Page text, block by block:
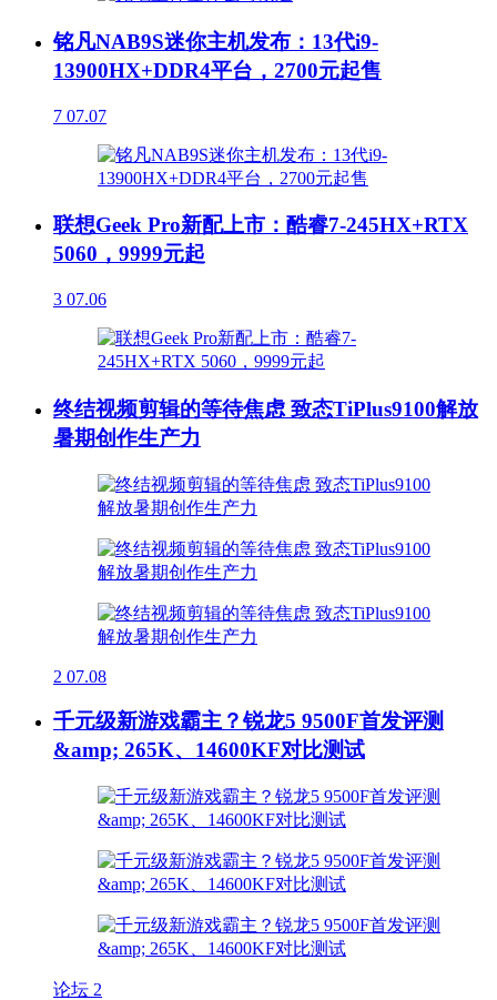
铭凡NAB9S迷你主机发布：13代i9-
13900HX+DDR4平台，2700元起售
7 07.07
联想Geek Pro新配上市：酷睿7-245HX+RTX
5060，9999元起
3 07.06
终结视频剪辑的等待焦虑 致态TiPlus9100解放
暑期创作生产力
2 07.08
千元级新游戏霸主？锐龙5 9500F首发评测
&amp; 265K、14600KF对比测试
论坛 2